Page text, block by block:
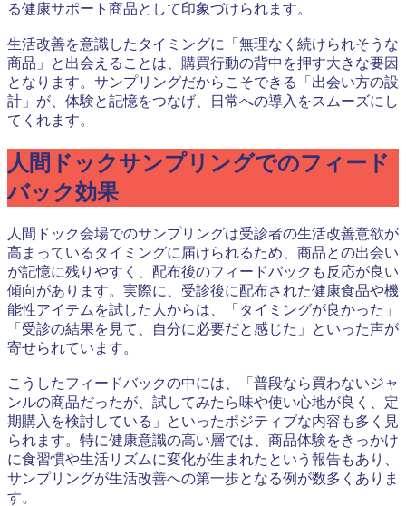
る健康サポート商品として印象づけられます。
生活改善を意識したタイミングに「無理なく続けられそうな
商品」と出会えることは、購買行動の背中を押す大きな要因
となります。サンプリングだからこそできる「出会い方の設
計」が、体験と記憶をつなげ、日常への導入をスムーズにし
てくれます。
人間ドックサンプリングでのフィード
バック効果
人間ドック会場でのサンプリングは受診者の生活改善意欲が
高まっているタイミングに届けられるため、商品との出会い
が記憶に残りやすく、配布後のフィードバックも反応が良い
傾向があります。実際に、受診後に配布された健康食品や機
能性アイテムを試した人からは、「タイミングが良かった」
「受診の結果を見て、自分に必要だと感じた」といった声が
寄せられています。
こうしたフィードバックの中には、「普段なら買わないジャ
ンルの商品だったが、試してみたら味や使い心地が良く、定
期購入を検討している」といったポジティブな内容も多く見
られます。特に健康意識の高い層では、商品体験をきっかけ
に食習慣や生活リズムに変化が生まれたという報告もあり、
サンプリングが生活改善への第一歩となる例が数多くありま
す。